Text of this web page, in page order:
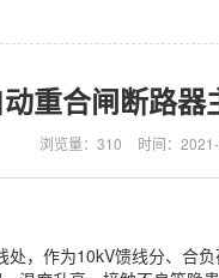
动重合闸断路器
浏览量：310 时间：
，作为10kV馈线分、合